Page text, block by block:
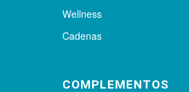
Wellness
Cadenas
COMPLEMENTOS